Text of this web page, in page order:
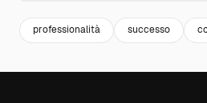
professionalità successo